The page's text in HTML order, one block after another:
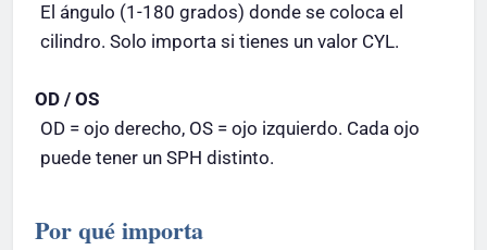
El ángulo (1-180 grados) donde se coloca el
cilindro. Solo importa si tienes un valor CYL.
OD / OS
OD = ojo derecho, OS = ojo izquierdo. Cada ojo
puede tener un SPH distinto.
Por qué importa